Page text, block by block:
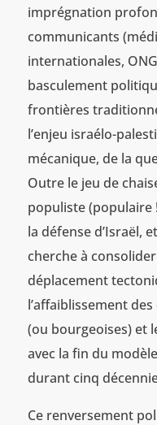
imprégnation
communicants
internationales,
basculement
frontières
l’enjeu israélo-
mécanique, de la
Outre le jeu de
populiste (populaire
la défense d’Israël,
cherche à
déplacement
l’affaiblissement
(ou bourgeoises) et
avec la fin du
durant cinq
Ce renversement